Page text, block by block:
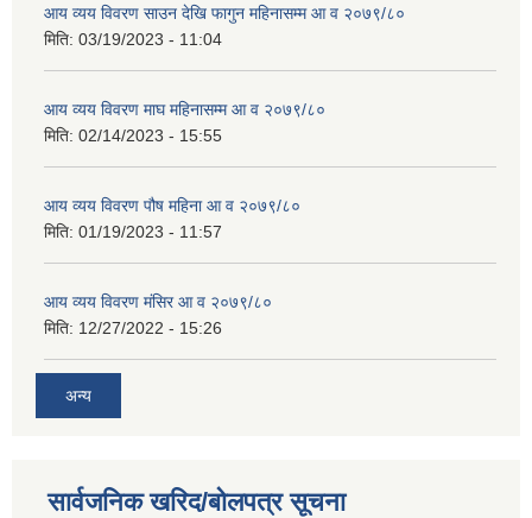
आय व्यय विवरण साउन देखि फागुन महिनासम्म आ व २०७९/८०
मिति: 03/19/2023 - 11:04
आय व्यय विवरण माघ महिनासम्म आ व २०७९/८०
मिति: 02/14/2023 - 15:55
आय व्यय विवरण पौष महिना आ व २०७९/८०
मिति: 01/19/2023 - 11:57
आय व्यय विवरण मंसिर आ व २०७९/८०
मिति: 12/27/2022 - 15:26
अन्य
सार्वजनिक खरिद/बोलपत्र सूचना